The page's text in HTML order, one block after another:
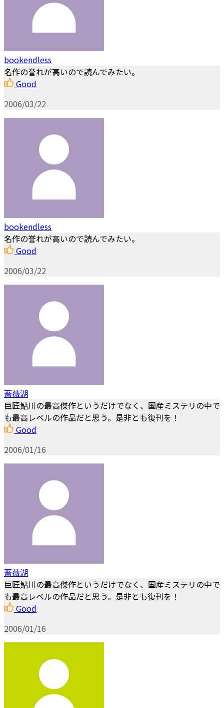
bookendless
名作の誉れが高いので読んでみたい。
Good
2006/03/22
bookendless
名作の誉れが高いので読んでみたい。
Good
2006/03/22
薔薇湖
巨匠鮎川の最高傑作というだけでなく、国産ミステリの中で
も最高レベルの作品だと思う。是非とも復刊を！
Good
2006/01/16
薔薇湖
巨匠鮎川の最高傑作というだけでなく、国産ミステリの中で
も最高レベルの作品だと思う。是非とも復刊を！
Good
2006/01/16